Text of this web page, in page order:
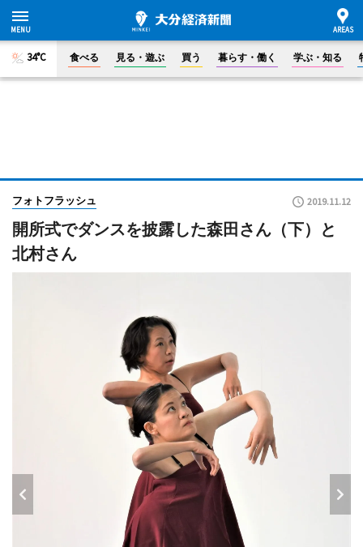
34°C 食べる 見る・遊ぶ 買う 暮らす・働く 学ぶ・知る
フォトフラッシュ 2019.11.12
開所式でダンスを披露した森田さん（下）と
北村さん